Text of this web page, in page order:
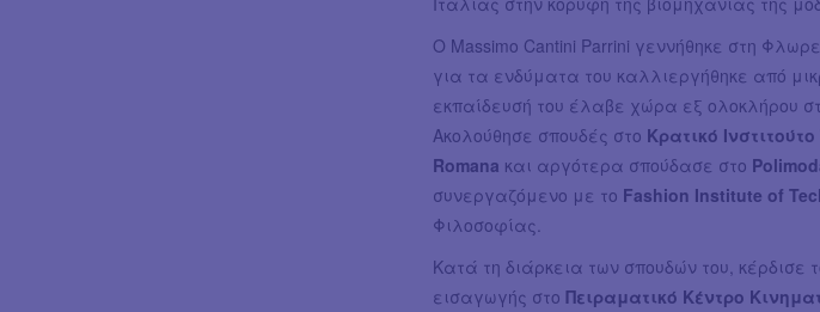
Ο Massimo Cantini Parrini γεννήθηκε στη
για τα ενδύματα του καλλιεργήθηκε από
εκπαίδευσή του έλαβε χώρα εξ ολοκλήρου
Ακολούθησε σπουδές στο Κρατικό
Romana και αργότερα σπούδασε στο
συνεργαζόμενο με το Fashion Institute of
Φιλοσοφίας.
Κατά τη διάρκεια των σπουδών του, κέρδισε
εισαγωγής στο Πειραματικό Κέντρο